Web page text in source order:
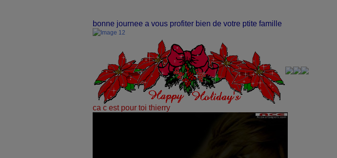
bonne journee a vous profiter bien de votre ptite famille
ca c est pour toi thierry